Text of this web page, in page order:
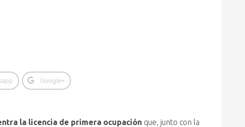
Google+
la licencia de primera ocupación que, junto con la